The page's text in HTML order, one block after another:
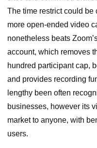
The time restrict could be
more open-ended video
nonetheless beats
account, which removes
hundred participant cap,
and provides recording
lengthy been often
businesses, however its
market to anyone, with
users.